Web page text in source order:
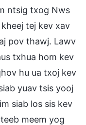
ntsig txog Nws
tej kev xav
pov thawj. Lawv
txhua hom kev
hu ua txoj kev
yuav tsis yooj
siab los sis kev
meem yog